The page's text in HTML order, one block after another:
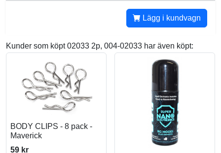
Lägg i kundvagn
Kunder som köpt 02033 2p, 004-02033 har även köpt:
BODY CLIPS - 8 pack -
Maverick
59 kr